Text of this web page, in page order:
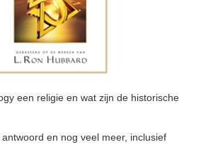
een religie en wat zijn de historische
en nog veel meer, inclusief